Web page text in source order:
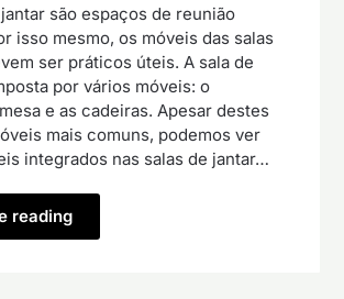
são espaços de reunião
isso mesmo, os móveis das salas
ser práticos úteis. A sala de
por vários móveis: o
e as cadeiras. Apesar destes
mais comuns, podemos ver
integrados nas salas de jantar…
reading